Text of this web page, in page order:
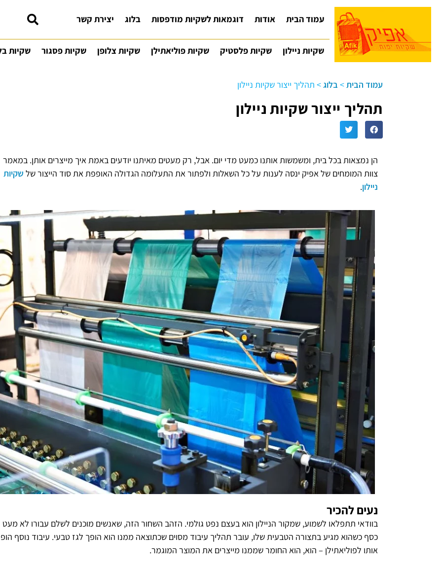
עמוד הבית אודות דוגמאות לשקיות מודפסות בלוג יצירת קשר
שקיות ניילון שקיות פלסטיק שקיות פוליאתילן שקיות צלופן שקיות פסגור שקיות
עמוד הבית> בלוג> תהליך ייצור שקיות ניילון
תהליך ייצור שקיות ניילון
הן נמצאות בכל בית, ומשמשות אותנו כמעט מדי יום. אבל, רק מעטים מאיתנו יודעים באמת איך מייצרים אותן. במאמר
צוות המומחים של אפיק ינסה לענות על כל השאלות ולפתור את התעלומה הגדולה האופפת את סוד הייצור של שקיות
ניילון.
נעים להכיר
בוודאי תתפלאו לשמוע, שמקור הניילון הוא בעצם נפט גולמי. הזהב השחור הזה, שאנשים מוכנים לשלם עבורו לא מעט
כסף כשהוא מגיע בתצורה הטבעית שלו, עובר תהליך עיבוד מסוים שכתוצאה ממנו הוא הופך לגז טבעי. עיבוד נוסף
אותו לפוליאתילן – הוא, הוא החומר שממנו מייצרים את המוצר המוגמר.